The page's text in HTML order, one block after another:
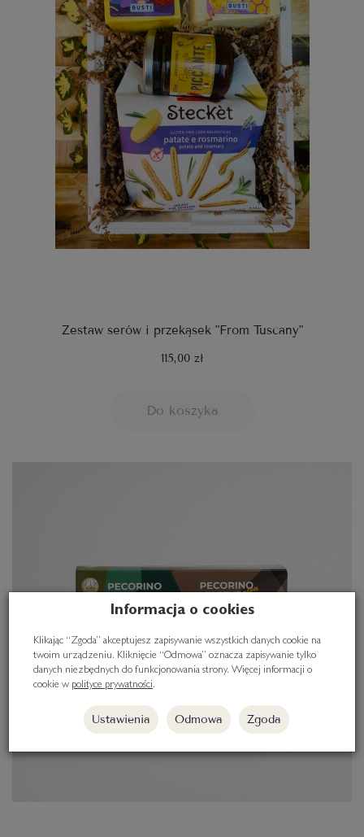
Zestaw serów i przekąsek "From Tuscany"
115,00 zł
Do koszyka
Informacja o cookies
Klikając “Zgoda” akceptujesz zapisywanie wszystkich danych cookie na
twoim urządzeniu. Kliknięcie “Odmowa” oznacza zapisywanie tylko
danych niezbędnych do funkcjonowania strony. Więcej informacji o
cookie w polityce prywatności.
Ustawienia Odmowa Zgoda